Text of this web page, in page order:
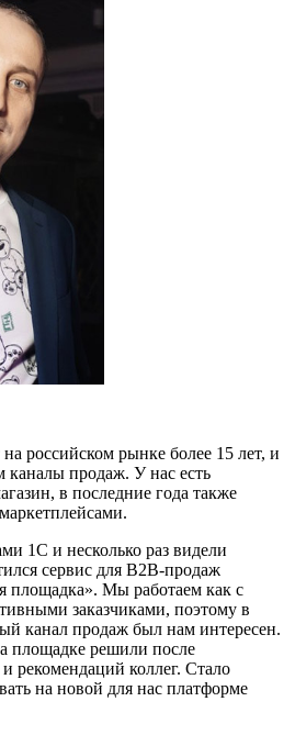
российском рынке более 15 лет, и
продаж. У нас есть
в последние года также
1С и несколько раз видели
сервис для B2B-продаж
площадка». Мы работаем как с
заказчиками, поэтому в
канал продаж был нам интересен.
площадке решили после
рекомендаций коллег. Стало
на новой для нас платформе